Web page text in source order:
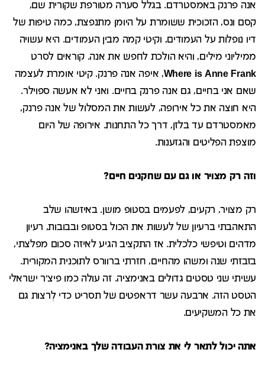
אנה פרנק באמסטרדם. בגלל סערה מטורפת שקורית שם,
קסם ונס, הזכוכית ששומרת על היומן מתנפצת, כמה טיפות של
דיו נופלות על העמודים, וקיטי קמה מבין העמודים. היא עשויה
ממיליוני מילים, והיא הולכת לחפש את אנה. קוראים לסרט
Where is Anne Frank, איפה אנה פרנק. קיטי אומרת לעצמה
שאם אני בחיים, גם אנה פרנק בחיים. ואני לא אעשה ספוילר.
היא חוצה את כל אירופה, לעשות את המסלול של אנה פרנק,
מאמסטרדם עד בלזן, דרך כל התחנות. אירופה של היום
מוצפת הפליטים והגזענות.
וזה רק מצויר או גם עם שחקנים חיים?
רק מצויר, רקעים, לפעמים בסטופ מושן. באיזשהו שלב
התאהבתי ברעיון של לעשות את הכול בסטופ ובבובות, רעיון
מדהים וטיפשי כלכלית. אז התקציב הגיע לאיזה סכום מפלצתי,
בזבזתי שנה ומשהו מהחיים, חזרתי ברוורס לתוכנית המקורית.
עשיתי שני טסטים גדולים באנימציה. זה עולה כמו פיצ'ר ישראלי
הטסט הזה. ארבעה עשר דראפטים של תסריט כדי לְרצות גם
את כל המשקיעים.
אתה יכול לתאר לי את צורת העבודה שלך באנימציה?